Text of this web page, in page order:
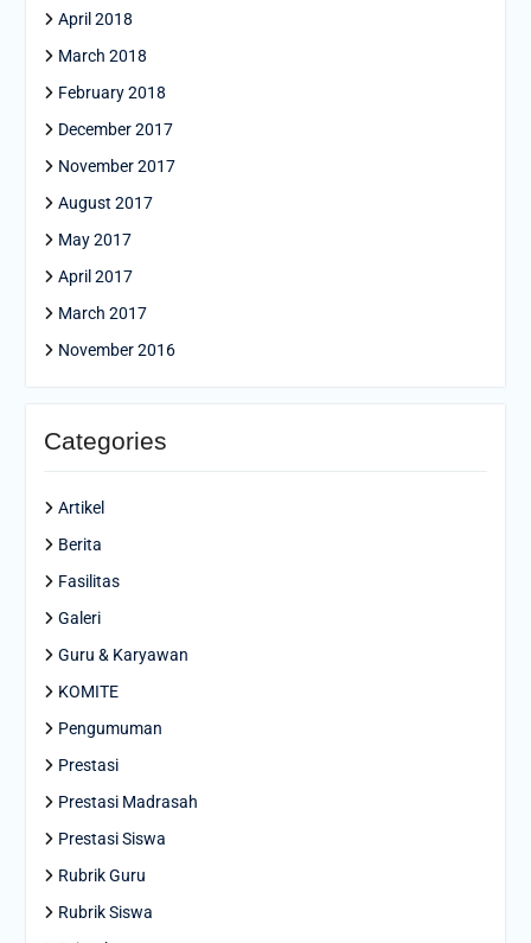
April 2018
March 2018
February 2018
December 2017
November 2017
August 2017
May 2017
April 2017
March 2017
November 2016
Categories
Artikel
Berita
Fasilitas
Galeri
Guru & Karyawan
KOMITE
Pengumuman
Prestasi
Prestasi Madrasah
Prestasi Siswa
Rubrik Guru
Rubrik Siswa